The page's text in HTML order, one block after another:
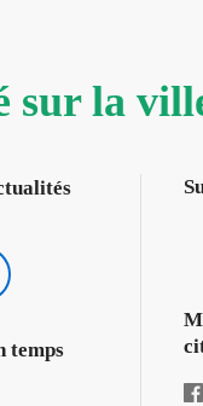
sur la
temps